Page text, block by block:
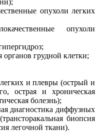
опухоли легких
опухоли
грудной клетки;
и плевры (острый и
острая и хроническая
болезнь);
диагностика диффузных
биопсия
легочной ткани).